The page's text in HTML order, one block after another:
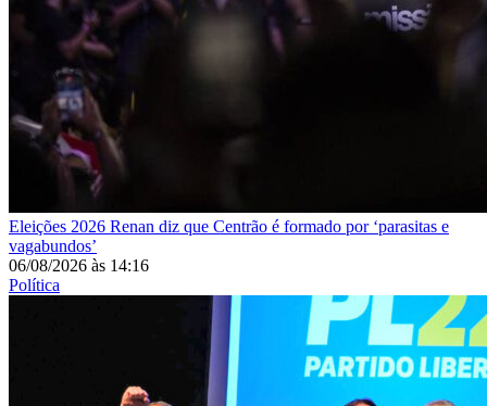
Eleições 2026 Renan diz que Centrão é formado por ‘parasitas e
vagabundos’
06/08/2026 às 14:16
Política